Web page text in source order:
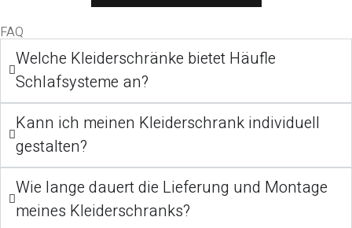
FAQ
Welche Kleiderschränke bietet Häufle
Schlafsysteme an?
Kann ich meinen Kleiderschrank individuell
gestalten?
Wie lange dauert die Lieferung und Montage
meines Kleiderschranks?